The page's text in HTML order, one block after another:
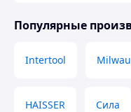
Популярные
Intertool
HAISSER Сила